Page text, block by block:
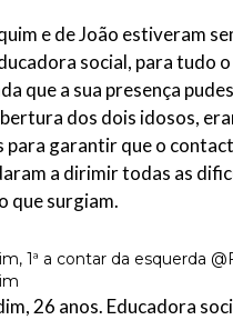
e de João estiveram
social, para tudo
que a sua presença
dos dois idosos,
para garantir que o
a dirimir todas as
que surgiam.
1ª a contar da esquerda
26 anos. Educadora